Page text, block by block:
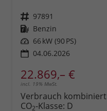
Fahrzeugnr. 97891
Kraftstoff Benzin
Leistung 66 kW (90 PS)
04.06.2026
22.869,– €
incl. 19% MwSt.
Verbrauch
CO2-Klasse: D